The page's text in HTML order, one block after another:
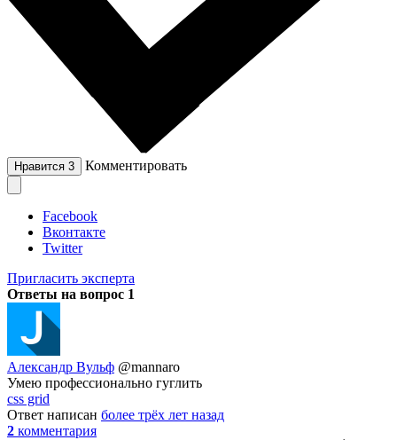
Нравится 3 Комментировать
Facebook
Вконтакте
Twitter
Пригласить эксперта
Ответы на вопрос 1
Александр Вульф @mannaro
Умею профессионально гуглить
css grid
Ответ написан более трёх лет назад
2 комментария